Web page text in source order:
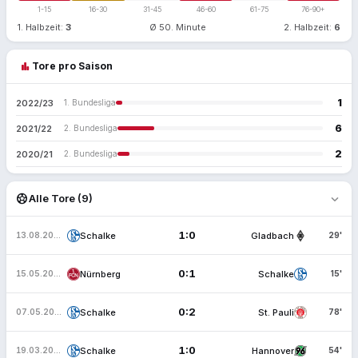
1-15 16-30 31-45 46-60 61-75 76-90+
1. Halbzeit: 3 Ø 50. Minute 2. Halbzeit: 6
bar_chart Tore pro Saison
2022/23 1. Bundesliga 1
2021/22 2. Bundesliga 6
2020/21 2. Bundesliga 2
sports_soccerAlle Tore (9) expand_more
Schalke 1:0 Gladbach 29'
Nürnberg 0:1 Schalke 15'
Schalke 0:2 St. Pauli 78'
Schalke 1:0 Hannover 54'